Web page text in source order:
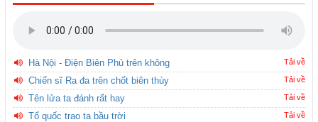
Hà Nội - Điện Biên Phủ trên không Tải về
Chiến sĩ Ra đa trên chốt biên thùy Tải về
Tên lửa ta đánh rất hay Tải về
Tổ quốc trao ta bầu trời Tải về